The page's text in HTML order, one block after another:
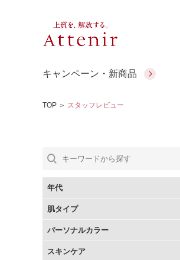
キャンペーン・新商品
お友達紹介サービス
チェックで選ぶ
アロマリチュアル
＆エイジングケア
Make Look
コラーゲン
ル
TOP ＞ スタッフレビュー
年代
肌タイプ
パーソナルカラー
スキンケア